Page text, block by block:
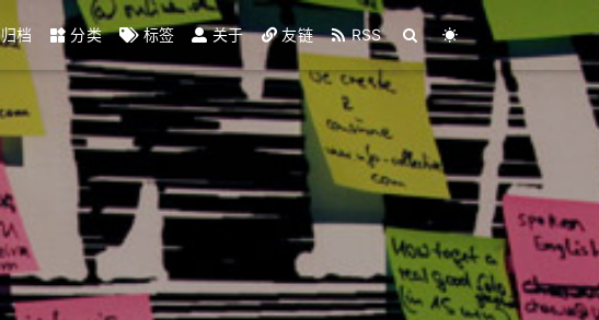
归档 分类 标签 关于 友链 RSS